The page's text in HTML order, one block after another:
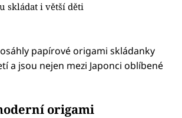
skládat i větší děti
papírové origami skládanky
a jsou nejen mezi Japonci oblíbené
origami